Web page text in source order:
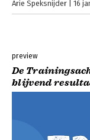
Arie Speksnijder 16
preview
De
blijvend